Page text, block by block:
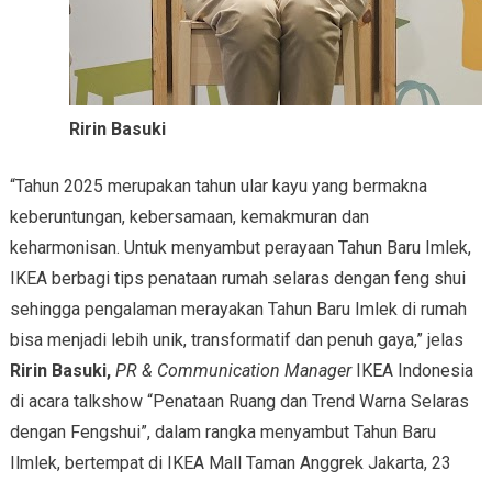
Ririn Basuki
“Tahun 2025 merupakan tahun ular kayu yang bermakna
keberuntungan, kebersamaan, kemakmuran dan
keharmonisan. Untuk menyambut perayaan Tahun Baru Imlek,
IKEA berbagi tips penataan rumah selaras dengan feng shui
sehingga pengalaman merayakan Tahun Baru Imlek di rumah
bisa menjadi lebih unik, transformatif dan penuh gaya,” jelas
Ririn Basuki, PR & Communication ManagerIKEA Indonesia
di acara talkshow “Penataan Ruang dan Trend Warna Selaras
dengan Fengshui”, dalam rangka menyambut Tahun Baru
Ilmlek, bertempat di IKEA Mall Taman Anggrek Jakarta, 23